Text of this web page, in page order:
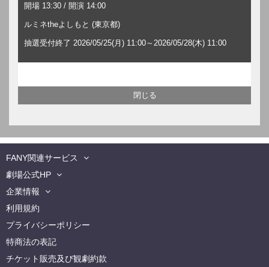
開場 13:30 / 開演 14:00
ルミネtheよしもと (東京都)
抽選受付終了 2026/05/25(月) 11:00～2026/05/28(木) 11:00
FANY関連サービス
劇場公式HP
企業情報
利用規約
プライバシーポリシー
特商法の表記
チケット販売及び観劇約款